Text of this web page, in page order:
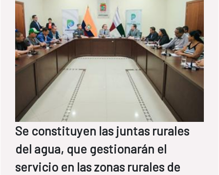
Se constituyen las juntas rurales
del agua, que gestionarán el
servicio en las zonas rurales de